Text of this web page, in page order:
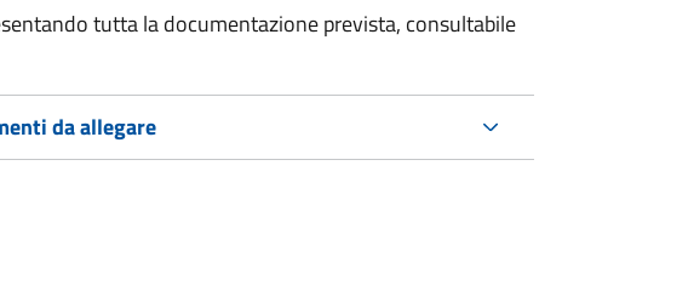
tutta la documentazione prevista, consultabile
da allegare